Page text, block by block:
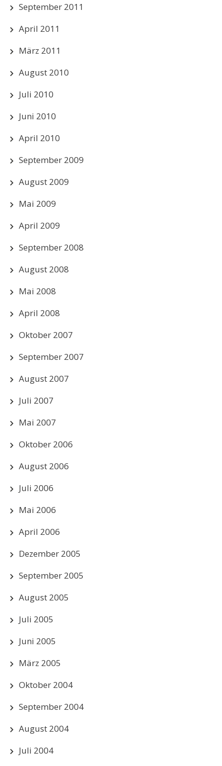
September 2011
April 2011
März 2011
August 2010
Juli 2010
Juni 2010
April 2010
September 2009
August 2009
Mai 2009
April 2009
September 2008
August 2008
Mai 2008
April 2008
Oktober 2007
September 2007
August 2007
Juli 2007
Mai 2007
Oktober 2006
August 2006
Juli 2006
Mai 2006
April 2006
Dezember 2005
September 2005
August 2005
Juli 2005
Juni 2005
März 2005
Oktober 2004
September 2004
August 2004
Juli 2004